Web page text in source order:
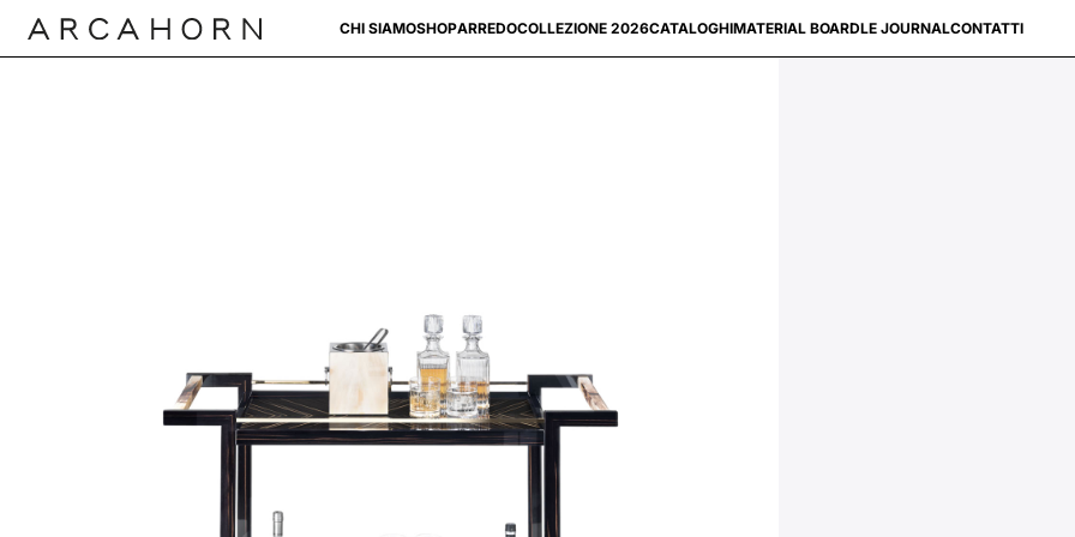
CHI SIAMOSHOPARREDOCOLLEZIONE 2026CATALOGHIMATERIAL BOARDLE JOURNALCONTATTI